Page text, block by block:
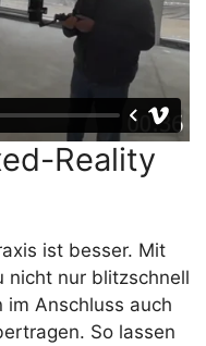
Reality
ist besser. Mit
nicht nur blitzschnell
Anschluss auch
So lassen